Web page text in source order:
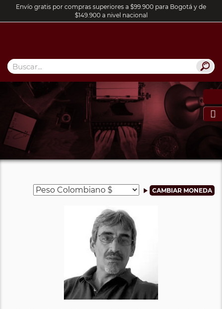
Envío gratis por compras superiores a $99.900 para Bogotá y de
$149.900 a nivel nacional
